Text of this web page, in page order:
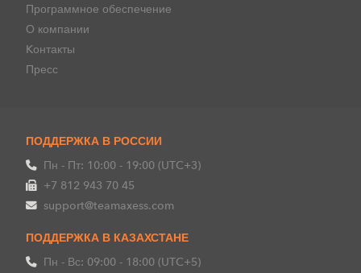
Программное обеспечение
О компании
Kонтакты
Пресс
ПОДДЕРЖКА В РОССИИ
Пн - Пт: 10:00 - 19:00 (UTC+3)
+7 812 943 70 45
support@teamaxess.com
ПОДДЕРЖКА В КАЗАХСТАНЕ
Пн - Вс: 09:00 - 18:00 (UTC+5)